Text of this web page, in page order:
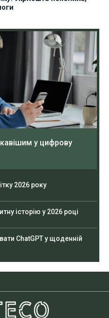
у цифрову
2026 року
історію у 2026 році
ChatGPT у щоденній